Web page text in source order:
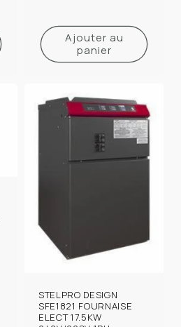
Ajouter au
panier
STELPRO DESIGN
SFE1821 FOURNAISE
ELECT 17.5KW